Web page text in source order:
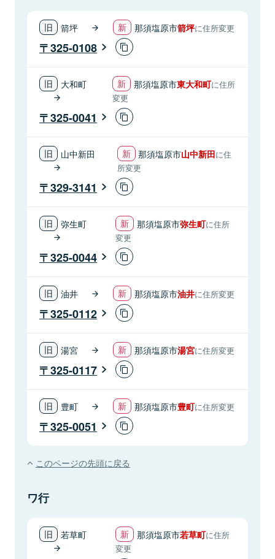
箭坪 那須塩原市箭坪に住所変更
325-0108
大和町 那須塩原市東大和町に住所
変更
325-0041
山中新田 那須塩原市山中新田に住
所変更
329-3141
弥生町 那須塩原市弥生町に住所
変更
325-0044
油井 那須塩原市油井に住所変更
325-0112
湯宮 那須塩原市湯宮に住所変更
325-0117
豊町 那須塩原市豊町に住所変更
325-0051
このページの先頭に戻る
ワ行
若草町 那須塩原市若草町に住所
変更